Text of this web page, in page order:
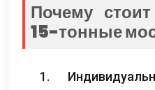
Почему
15-тонные
1.